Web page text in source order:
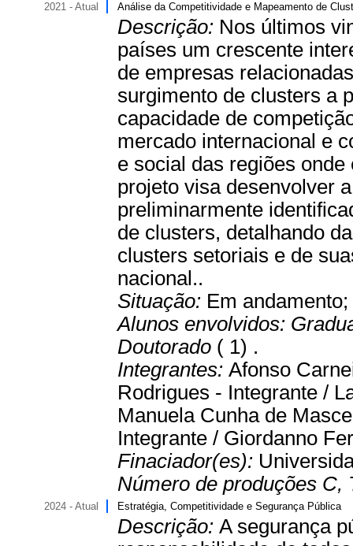
2021 - Atual Análise da Competitividade e Mapeamento de
Descrição: Nos últimos
países um crescente
de empresas
surgimento de clusters a
capacidade de
mercado internacional e
e social das regiões
projeto visa desenvolver
preliminarmente
de clusters, detalhando
clusters setoriais e de
nacional..
Situação: Em andamento;
Alunos envolvidos:
Doutorado ( 1) .
Integrantes: Afonso
Rodrigues - Integrante /
Manuela Cunha de
Integrante / Giordanno
Finaciador(es):
Número de produções C,
2024 - Atual Estratégia, Competitividade e Segurança Pública
Descrição: A segurança